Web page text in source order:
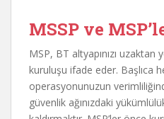
MSSP ve
MSP, BT altyapınızı
kuruluşu ifade eder. Başlıca
operasyonunuzun
güvenlik ağınızdaki